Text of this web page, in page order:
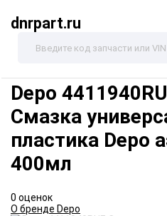
dnrpart.ru
Depo
Смазка
пластика Depo
400мл
0 оценок
О бренде Depo